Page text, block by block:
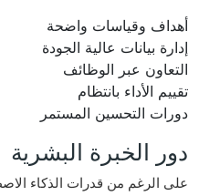
أهداف وقياسات واضحة
إدارة بيانات عالية الجودة
التعاون عبر الوظائف
تقييم الأداء بانتظام
دورات التحسين المستمر
دور الخبرة البشرية
على الرغم من قدرات الذكاء